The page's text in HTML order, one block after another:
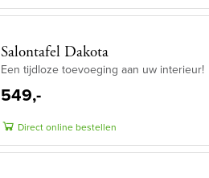
Salontafel Dakota
Een tijdloze toevoeging aan uw interieur!
549,-
Direct online bestellen